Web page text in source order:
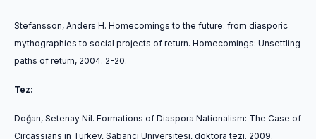
Stefansson, Anders H. Homecomings to the future: from diasporic
mythographies to social projects of return. Homecomings: Unsettling
paths of return, 2004. 2-20.
Tez:
Doğan, Setenay Nil. Formations of Diaspora Nationalism: The Case of
Circassians in Turkey, Sabancı Üniversitesi, doktora tezi. 2009.